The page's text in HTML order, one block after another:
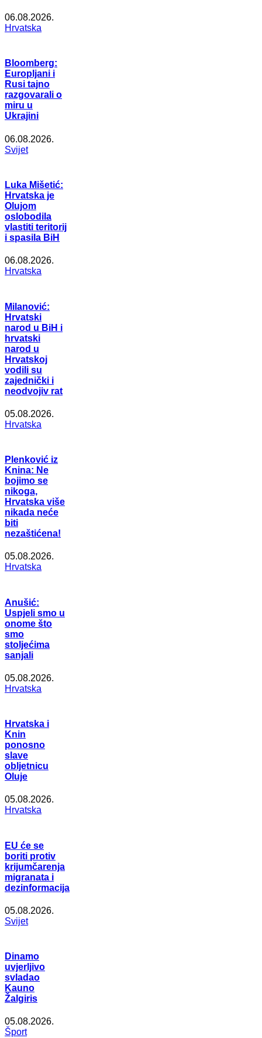
06.08.2026.
Hrvatska
Bloomberg:
Europljani i
Rusi tajno
razgovarali o
miru u
Ukrajini
06.08.2026.
Svijet
Luka Mišetić:
Hrvatska je
Olujom
oslobodila
vlastiti teritorij
i spasila BiH
06.08.2026.
Hrvatska
Milanović:
Hrvatski
narod u BiH i
hrvatski
narod u
Hrvatskoj
vodili su
zajednički i
neodvojiv rat
05.08.2026.
Hrvatska
Plenković iz
Knina: Ne
bojimo se
nikoga,
Hrvatska više
nikada neće
biti
nezaštićena!
05.08.2026.
Hrvatska
Anušić:
Uspjeli smo u
onome što
smo
stoljećima
sanjali
05.08.2026.
Hrvatska
Hrvatska i
Knin
ponosno
slave
obljetnicu
Oluje
05.08.2026.
Hrvatska
EU će se
boriti protiv
krijumčarenja
migranata i
dezinformacija
05.08.2026.
Svijet
Dinamo
uvjerljivo
svladao
Kauno
Žalgiris
05.08.2026.
Šport